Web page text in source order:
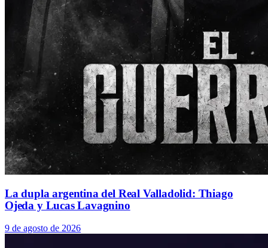
La dupla argentina del Real Valladolid: Thiago
Ojeda y Lucas Lavagnino
9 de agosto de 2026